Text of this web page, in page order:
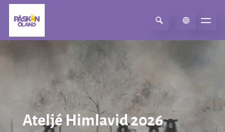
Ateljé Himlavid 2026